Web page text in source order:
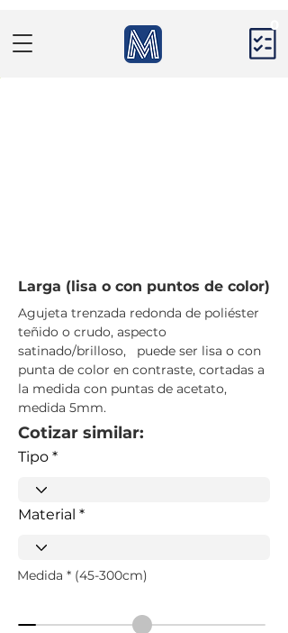
0
Larga (lisa o con puntos de color)
Agujeta trenzada redonda de poliéster
teñido o crudo, aspecto
satinado/brilloso,   puede ser lisa o con
punta de color en contraste, cortadas a
la medida con puntas de acetato,
medida 5mm.
Cotizar similar:
Tipo
Material
Medida * (45-300cm)